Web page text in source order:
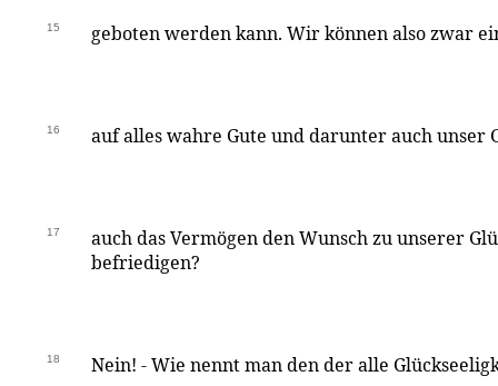
15 geboten werden kann. Wir können also zwar
16 auf alles wahre Gute und darunter auch unser
17
auch das Vermögen den Wunsch zu unserer
befriedigen?
18 Nein! - Wie nennt man den der alle